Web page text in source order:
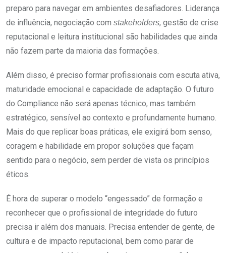
preparo para navegar em ambientes desafiadores. Liderança
de influência, negociação com stakeholders, gestão de crise
reputacional e leitura institucional são habilidades que ainda
não fazem parte da maioria das formações.
Além disso, é preciso formar profissionais com escuta ativa,
maturidade emocional e capacidade de adaptação. O futuro
do Compliance não será apenas técnico, mas também
estratégico, sensível ao contexto e profundamente humano.
Mais do que replicar boas práticas, ele exigirá bom senso,
coragem e habilidade em propor soluções que façam
sentido para o negócio, sem perder de vista os princípios
éticos.
É hora de superar o modelo “engessado” de formação e
reconhecer que o profissional de integridade do futuro
precisa ir além dos manuais. Precisa entender de gente, de
cultura e de impacto reputacional, bem como parar de